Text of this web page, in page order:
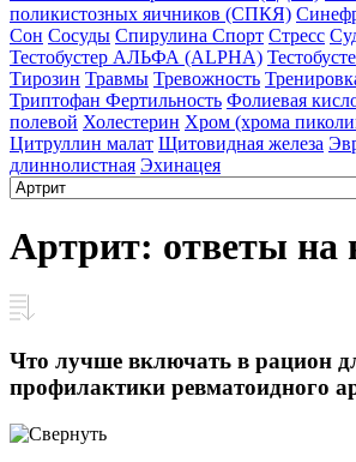
поликистозных яичников (СПКЯ)
Сон Сосуды Спирулина Спорт Стресс
Тестобустер АЛЬФА (ALPHA)
Тирозин Травмы Тревожность
Триптофан Фертильность Фолиевая
полевой Холестерин Хром (хрома
Цитруллин малат Щитовидная железа
длиннолистная Эхинацея
Артрит: ответы на
Что лучше включать в рацион
профилактики ревматоидного